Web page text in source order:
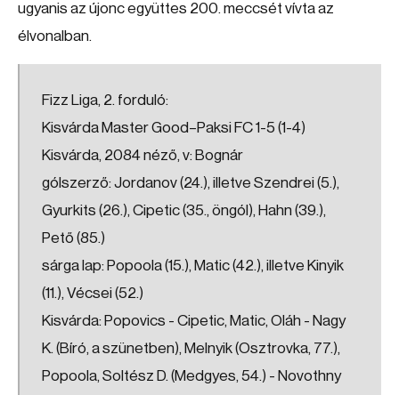
ugyanis az újonc együttes 200. meccsét vívta az
élvonalban.
Fizz Liga, 2. forduló:
Kisvárda Master Good–Paksi FC 1-5 (1-4)
Kisvárda, 2084 néző, v: Bognár
gólszerző: Jordanov (24.), illetve Szendrei (5.),
Gyurkits (26.), Cipetic (35., öngól), Hahn (39.),
Pető (85.)
sárga lap: Popoola (15.), Matic (42.), illetve Kinyik
(11.), Vécsei (52.)
Kisvárda: Popovics - Cipetic, Matic, Oláh - Nagy
K. (Bíró, a szünetben), Melnyik (Osztrovka, 77.),
Popoola, Soltész D. (Medgyes, 54.) - Novothny